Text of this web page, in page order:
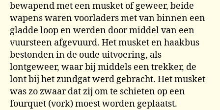
bewapend met een musket of geweer, beide
wapens waren voorladers met van binnen een
gladde loop en werden door middel van een
vuursteen afgevuurd. Het musket en haakbus
bestonden in de oude uitvoering, als
lontgeweer, waar bij middels een trekker, de
lont bij het zundgat werd gebracht. Het musket
was zo zwaar dat zij om te schieten op een
fourquet (vork) moest worden geplaatst.